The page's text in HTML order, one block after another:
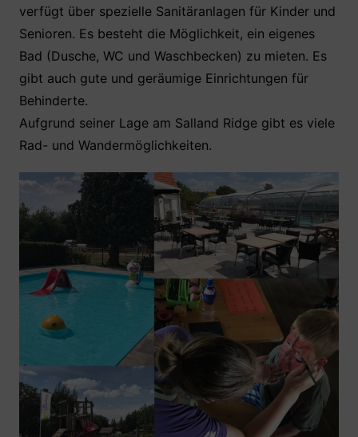
verfügt über spezielle Sanitäranlagen für Kinder und
Senioren. Es besteht die Möglichkeit, ein eigenes
Bad (Dusche, WC und Waschbecken) zu mieten. Es
gibt auch gute und geräumige Einrichtungen für
Behinderte.
Aufgrund seiner Lage am Salland Ridge gibt es viele
Rad- und Wandermöglichkeiten.